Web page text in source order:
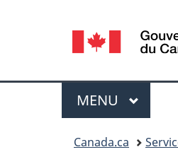
Sélection
de
la
langue
Menu
MENU
Canada.ca